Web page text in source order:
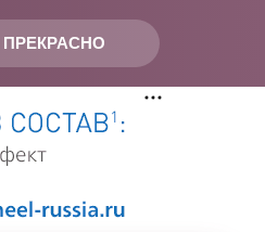
ПРЕКРАСНО